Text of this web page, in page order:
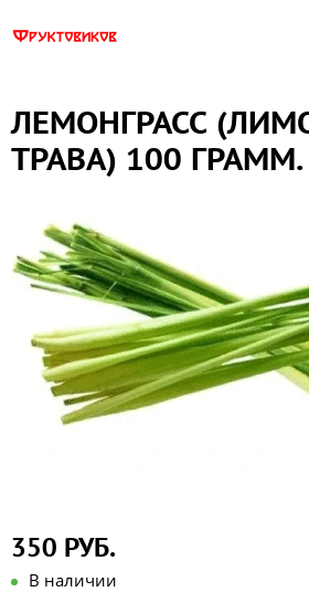
ЛЕМОНГРАСС
ТРАВА) 100 ГРАММ.
350 РУБ.
В наличии